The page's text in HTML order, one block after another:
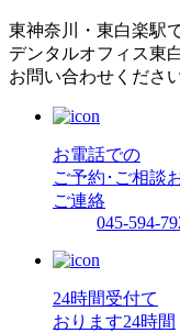
東神奈川・東白楽駅
デンタルオフィス東
お問い合わせください
お電話での
ご予約･ご相談
ご連絡
045-594-
24時間受付て
おります24時間